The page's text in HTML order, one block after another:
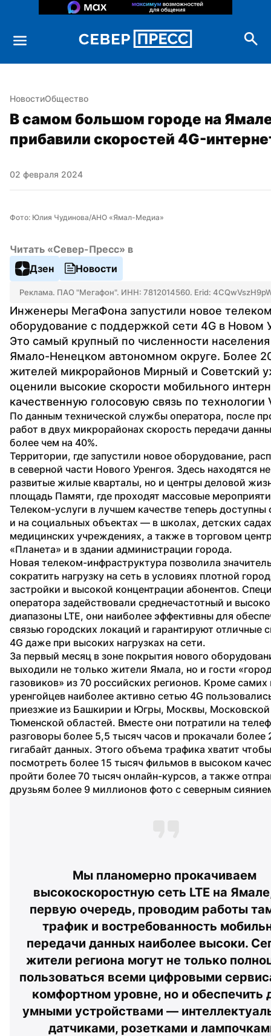
НовостиОбщество
В самом большом городе на
прибавили скоростей 4G-
02 февраля 2024
Фото: Юлия Чудинова/АНО «Ямал-Медиа»
Читать «Север-Пресс» в
Дзен
Новости
Реклама. ПАО "Мегафон". ИНН: 7812014560. Erid:
Инженеры МегаФона запустили новое
оборудование с поддержкой сети 4G в Новом
Это самый крупный по численности
Ямало-Ненецком автономном округе. Более
жителей микрорайонов Мирный и Советский
оценили высокие скорости мобильного
качественную голосовую связь по технологии
По данным технической службы оператора, после
работ в двух микрорайонах скорость передачи
более чем на 40%.
Территории, где запустили новое оборудование,
в северной части Нового Уренгоя. Здесь находятся
развитые жилые кварталы, но и центры деловой
площадь Памяти, где проходят массовые
Телеком-услуги в лучшем качестве теперь доступны
и на социальных объектах — в школах, детских
медицинских учреждениях, а также в торговом
«Планета» и в здании администрации города.
Новая телеком-инфраструктура позволила
сократить нагрузку на сеть в условиях плотной
застройки и высокой концентрации абонентов.
оператора задействовали среднечастотный и
диапазоны LTE, они наиболее эффективны для
связью городских локаций и гарантируют отличные
4G даже при высоких нагрузках на сети.
За первый месяц в зоне покрытия нового
выходили не только жители Ямала, но и гости
газовиков» из 70 российских регионов. Кроме самих
уренгойцев наиболее активно сетью 4G
приезжие из Башкирии и Югры, Москвы,
Тюменской областей. Вместе они потратили на
разговоры более 5,5 тысяч часов и прокачали более
гигабайт данных. Этого объема трафика хватит чтобы
посмотреть более 15 тысяч фильмов в высоком
пройти более 70 тысяч онлайн-курсов, а также
друзьям более 9 миллионов фото с северным
Мы планомерно прокачиваем
высокоскоростную сеть LTE на
первую очередь, проводим работы
трафик и востребованность
передачи данных наиболее высоки.
жители региона могут не только
пользоваться всеми цифровыми
комфортном уровне, но и обеспечить
умными устройствами —
датчиками, розетками и